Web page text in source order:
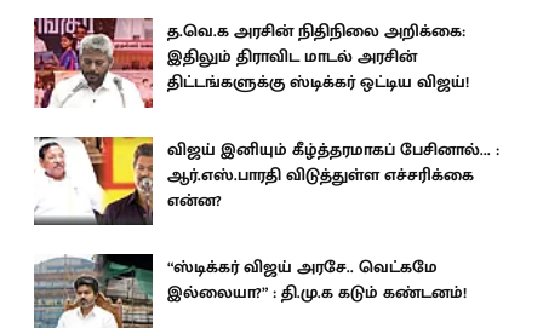
த.வெ.க அரசின் நிதிநிலை அறிக்கை:
இதிலும் திராவிட மாடல் அரசின்
திட்டங்களுக்கு ஸ்டிக்கர் ஒட்டிய விஜய்!
விஜய் இனியும் கீழ்த்தரமாகப் பேசினால்... :
ஆர்.எஸ்.பாரதி விடுத்துள்ள எச்சரிக்கை
என்ன?
“ஸ்டிக்கர் விஜய் அரசே.. வெட்கமே
இல்லையா?” : தி.மு.க கடும் கண்டனம்!